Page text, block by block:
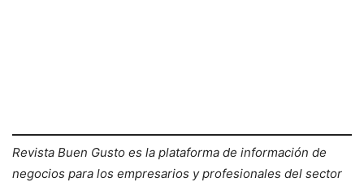
Revista Buen Gusto es la plataforma de información de
negocios para los empresarios y profesionales del sector